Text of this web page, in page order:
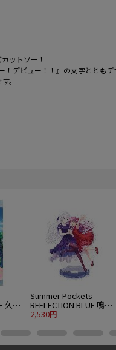
ットソー！
デビュー！！』の文字とともデ
。
久島
ル
Summer Pockets
REFLECTION BLUE 鳴瀬
しろは＆加藤うみ アク
2,530円